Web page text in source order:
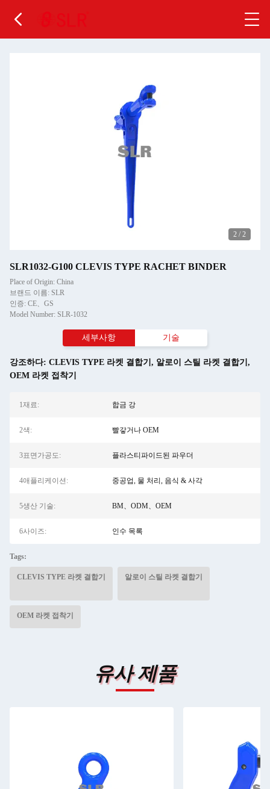
2 / 2
SLR1032-G100 CLEVIS TYPE RACHET BINDER
Place of Origin: China
브랜드 이름: SLR
인증: CE、GS
Model Number: SLR-1032
세부사항 기술
강조하다: CLEVIS TYPE 라켓 결합기 , 알로이 스틸 라켓 결합기 ,
OEM 라켓 접착기
1재료: 합금 강
2색: 빨갛거나 OEM
3표면가공도: 플라스티파이드된 파우더
4애플리케이션: 중공업, 물 처리, 음식 & 사각
5생산 기술: BM、ODM、OEM
6사이즈: 인수 목록
Tags:
CLEVIS TYPE 라켓 결합기 알로이 스틸 라켓 결합기
OEM 라켓 접착기
유사 제품